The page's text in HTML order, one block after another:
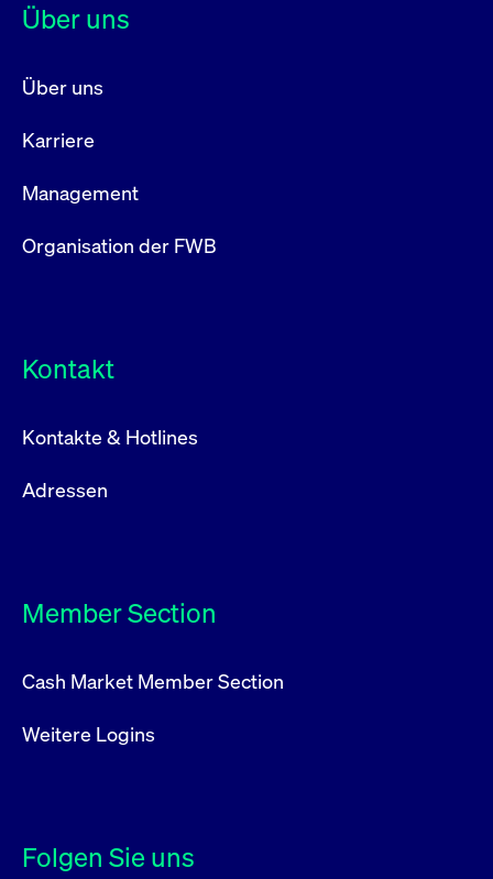
Über uns
Über uns
Karriere
Management
Organisation der FWB
Kontakt
Kontakte & Hotlines
Adressen
Member Section
Cash Market Member Section
Weitere Logins
Folgen Sie uns